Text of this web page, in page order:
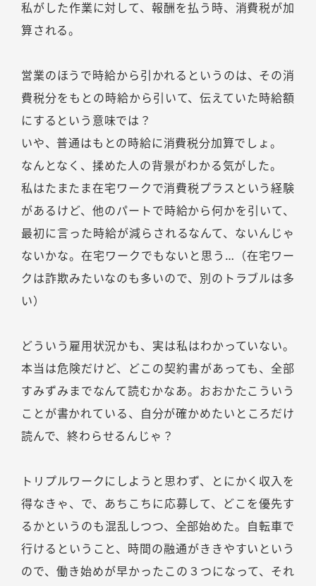
私がした作業に対して、報酬を払う時、消費税が加
算される。
営業のほうで時給から引かれるというのは、その消
費税分をもとの時給から引いて、伝えていた時給額
にするという意味では？
いや、普通はもとの時給に消費税分加算でしょ。
なんとなく、揉めた人の背景がわかる気がした。
私はたまたま在宅ワークで消費税プラスという経験
があるけど、他のパートで時給から何かを引いて、
最初に言った時給が減らされるなんて、ないんじゃ
ないかな。在宅ワークでもないと思う…（在宅ワー
クは詐欺みたいなのも多いので、別のトラブルは多
い）
どういう雇用状況かも、実は私はわかっていない。
本当は危険だけど、どこの契約書があっても、全部
すみずみまでなんて読むかなあ。おおかたこういう
ことが書かれている、自分が確かめたいところだけ
読んで、終わらせるんじゃ？
トリプルワークにしようと思わず、とにかく収入を
得なきゃ、で、あちこちに応募して、どこを優先す
るかというのも混乱しつつ、全部始めた。自転車で
行けるということ、時間の融通がききやすいという
ので、働き始めが早かったこの３つになって、それ